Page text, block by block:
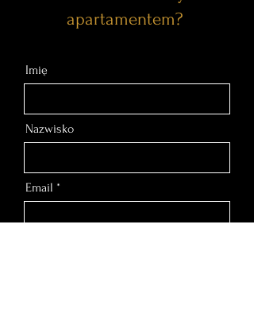
apartamentem?
Imię
Nazwisko
Email